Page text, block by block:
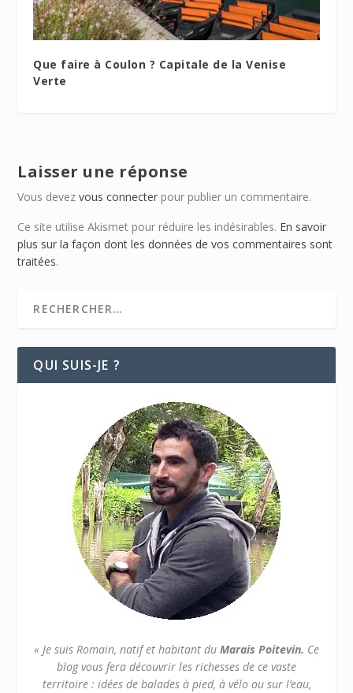
Que faire à Coulon ? Capitale de la Venise
Verte
Laisser une réponse
Vous devezvous connecter pour publier un commentaire.
Ce site utilise Akismet pour réduire les indésirables. En savoir
plus sur la façon dont les données de vos commentaires sont
traitées.
QUI SUIS-JE ?
« Je suis Romain, natif et habitant du Marais Poitevin. Ce
blog vous fera découvrir les richesses de ce vaste
territoire : idées de balades à pied, à vélo ou sur l’eau,